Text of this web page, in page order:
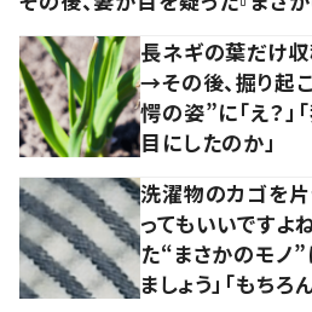
長ネギの葉だけ
→その後、掘り起
愕の姿”に「え？
目にしたのか」
洗濯物のカゴを片
ってもいいですよ
た“まさかのモノ
ましょう」「もちろん